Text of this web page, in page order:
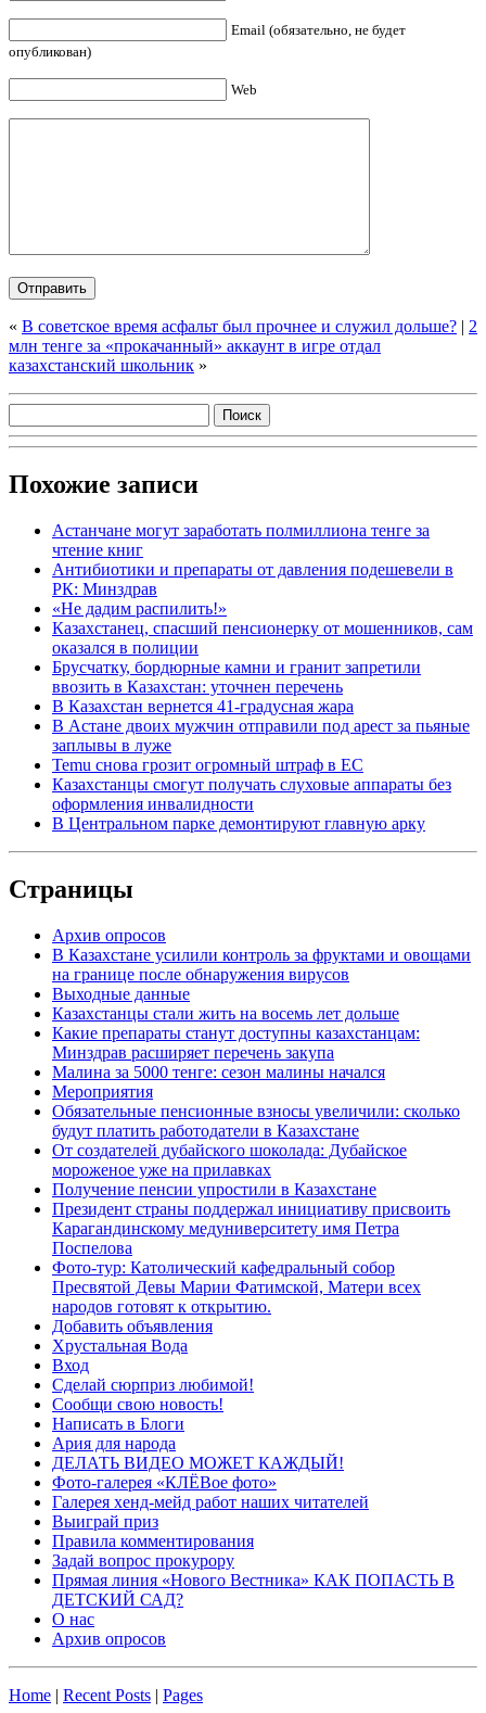
Email (обязательно, не будет
опубликован)
Web
« В советское время асфальт был прочнее и служил дольше? | 2
млн тенге за «прокачанный» аккаунт в игре отдал
казахстанский школьник »
Похожие записи
Астанчане могут заработать полмиллиона тенге за
чтение книг
Антибиотики и препараты от давления подешевели в
РК: Минздрав
«Не дадим распилить!»
Казахстанец, спасший пенсионерку от мошенников, сам
оказался в полиции
Брусчатку, бордюрные камни и гранит запретили
ввозить в Казахстан: уточнен перечень
В Казахстан вернется 41-градусная жара
В Астане двоих мужчин отправили под арест за пьяные
заплывы в луже
Temu снова грозит огромный штраф в ЕС
Казахстанцы смогут получать слуховые аппараты без
оформления инвалидности
В Центральном парке демонтируют главную арку
Страницы
Архив опросов
В Казахстане усилили контроль за фруктами и овощами
на границе после обнаружения вирусов
Выходные данные
Казахстанцы стали жить на восемь лет дольше
Какие препараты станут доступны казахстанцам:
Минздрав расширяет перечень закупа
Малина за 5000 тенге: сезон малины начался
Мероприятия
Обязательные пенсионные взносы увеличили: сколько
будут платить работодатели в Казахстане
От создателей дубайского шоколада: Дубайское
мороженое уже на прилавках
Получение пенсии упростили в Казахстане
Президент страны поддержал инициативу присвоить
Карагандинскому медуниверситету имя Петра
Поспелова
Фото-тур: Католический кафедральный собор
Пресвятой Девы Марии Фатимской, Матери всех
народов готовят к открытию.
Добавить объявления
Хрустальная Вода
Вход
Сделай сюрприз любимой!
Сообщи свою новость!
Написать в Блоги
Ария для народа
ДЕЛАТЬ ВИДЕО МОЖЕТ КАЖДЫЙ!
Фото-галерея «КЛЁВое фото»
Галерея хенд-мейд работ наших читателей
Выиграй приз
Правила комментирования
Задай вопрос прокурору
Прямая линия «Нового Вестника» КАК ПОПАСТЬ В
ДЕТСКИЙ САД?
О нас
Архив опросов
Home | Recent Posts | Pages